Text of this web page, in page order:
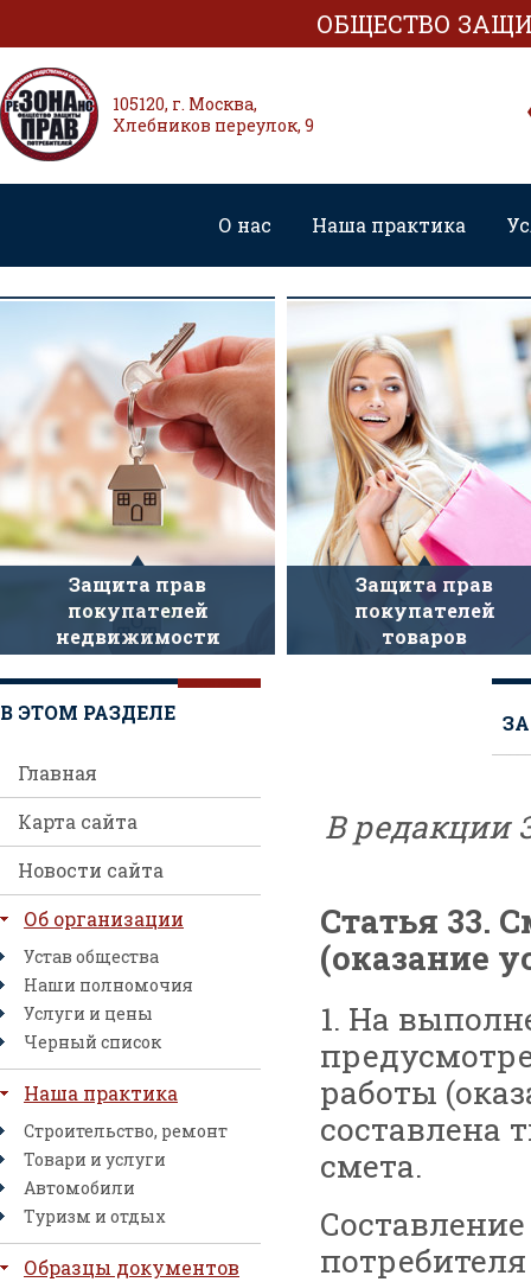
ОБЩЕСТВО
105120, г. Москва,
Хлебников переулок, 9
О нас Наша практика
Защита прав
покупателей
недвижимости
Защита прав
покупателей
товаров
В ЭТОМ РАЗДЕЛЕ
Главная
Карта сайта
Новости сайта
Об организации
Устав общества
Наши полномочия
Услуги и цены
Черный список
Наша практика
Строительство, ремонт
Товари и услуги
Автомобили
Туризм и отдых
Образцы документов
В редакции
Статья 33.
(оказание
1. На
работы
составлена
смета.